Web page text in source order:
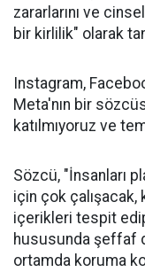
zararlarını ve
bir kirlilik" olarak
Instagram,
Meta'nın bir
katılmıyoruz ve
Sözcü, "İnsanları
için çok çalışacak,
içerikleri tespit
hususunda şeffaf
ortamda koruma